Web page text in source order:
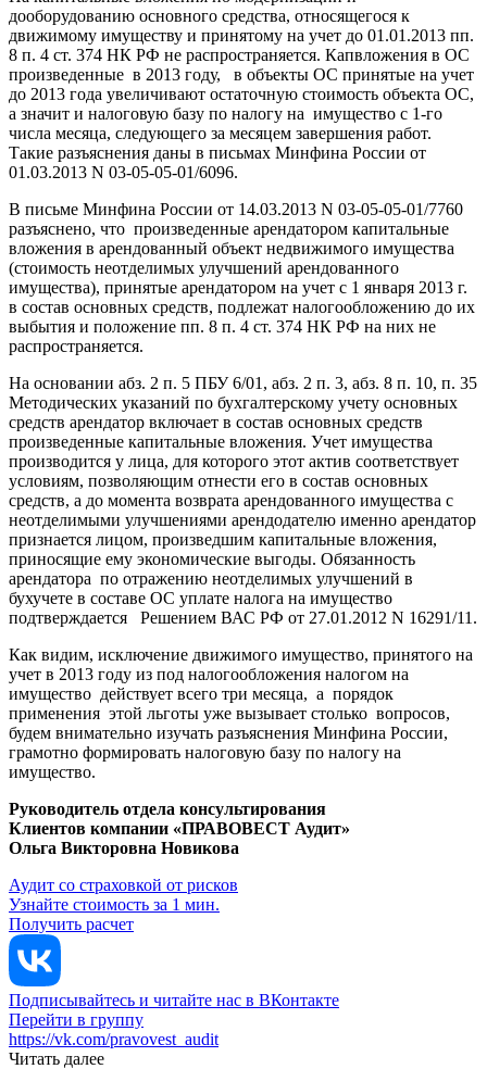
дооборудованию основного средства, относящегося к
движимому имуществу и принятому на учет до 01.01.2013 пп.
8 п. 4 ст. 374 НК РФ не распространяется. Капвложения в ОС
произведенные в 2013 году, в объекты ОС принятые на учет
до 2013 года увеличивают остаточную стоимость объекта ОС,
а значит и налоговую базу по налогу на имущество с 1-го
числа месяца, следующего за месяцем завершения работ.
Такие разъяснения даны в письмах Минфина России от
01.03.2013 N 03-05-05-01/6096.
В письме Минфина России от 14.03.2013 N 03-05-05-01/7760
разъяснено, что произведенные арендатором капитальные
вложения в арендованный объект недвижимого имущества
(стоимость неотделимых улучшений арендованного
имущества), принятые арендатором на учет с 1 января 2013 г.
в состав основных средств, подлежат налогообложению до их
выбытия и положение пп. 8 п. 4 ст. 374 НК РФ на них не
распространяется.
На основании абз. 2 п. 5 ПБУ 6/01, абз. 2 п. 3, абз. 8 п. 10, п. 35
Методических указаний по бухгалтерскому учету основных
средств арендатор включает в состав основных средств
произведенные капитальные вложения. Учет имущества
производится у лица, для которого этот актив соответствует
условиям, позволяющим отнести его в состав основных
средств, а до момента возврата арендованного имущества с
неотделимыми улучшениями арендодателю именно арендатор
признается лицом, произведшим капитальные вложения,
приносящие ему экономические выгоды. Обязанность
арендатора по отражению неотделимых улучшений в
бухучете в составе ОС уплате налога на имущество
подтверждается Решением ВАС РФ от 27.01.2012 N 16291/11.
Как видим, исключение движимого имущество, принятого на
учет в 2013 году из под налогообложения налогом на
имущество действует всего три месяца, а порядок
применения этой льготы уже вызывает столько вопросов,
будем внимательно изучать разъяснения Минфина России,
грамотно формировать налоговую базу по налогу на
имущество.
Руководитель отдела консультирования
Клиентов компании «ПРАВОВЕСТ Аудит»
Ольга Викторовна Новикова
Аудит со страховкой от рисков
Узнайте стоимость за 1 мин.
Получить расчет
Подписывайтесь и читайте нас в ВКонтакте
Перейти в группу
https://vk.com/pravovest_audit
Читать далее